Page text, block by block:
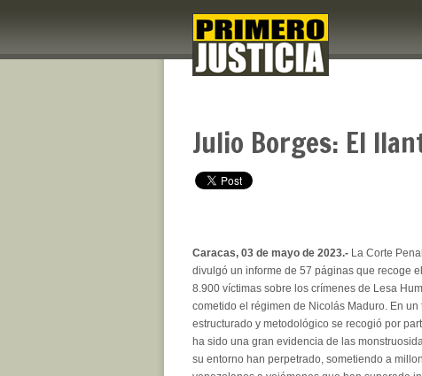
Julio Borges: El
Caracas, 03 de mayo de 2023.- La Corte
divulgó un informe de 57 páginas que recoge
8.900 víctimas sobre los crímenes de Lesa
cometido el régimen de Nicolás Maduro. En un
estructurado y metodológico se recogió por
ha sido una gran evidencia de las
su entorno han perpetrado, sometiendo a